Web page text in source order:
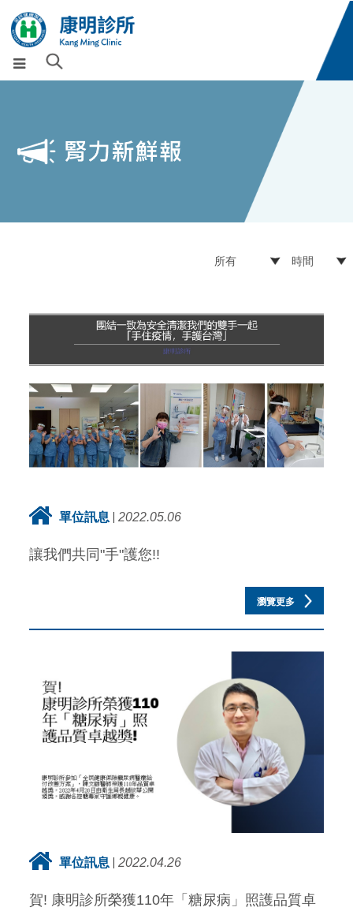
單位訊息 2022.05.06
讓我們共同"手"護您!!
瀏覽更多
單位訊息 2022.04.26
賀! 康明診所榮獲110年「糖尿病」照護品質卓